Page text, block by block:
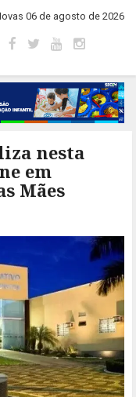
06 de agosto de 2026
nesta
em
Mães